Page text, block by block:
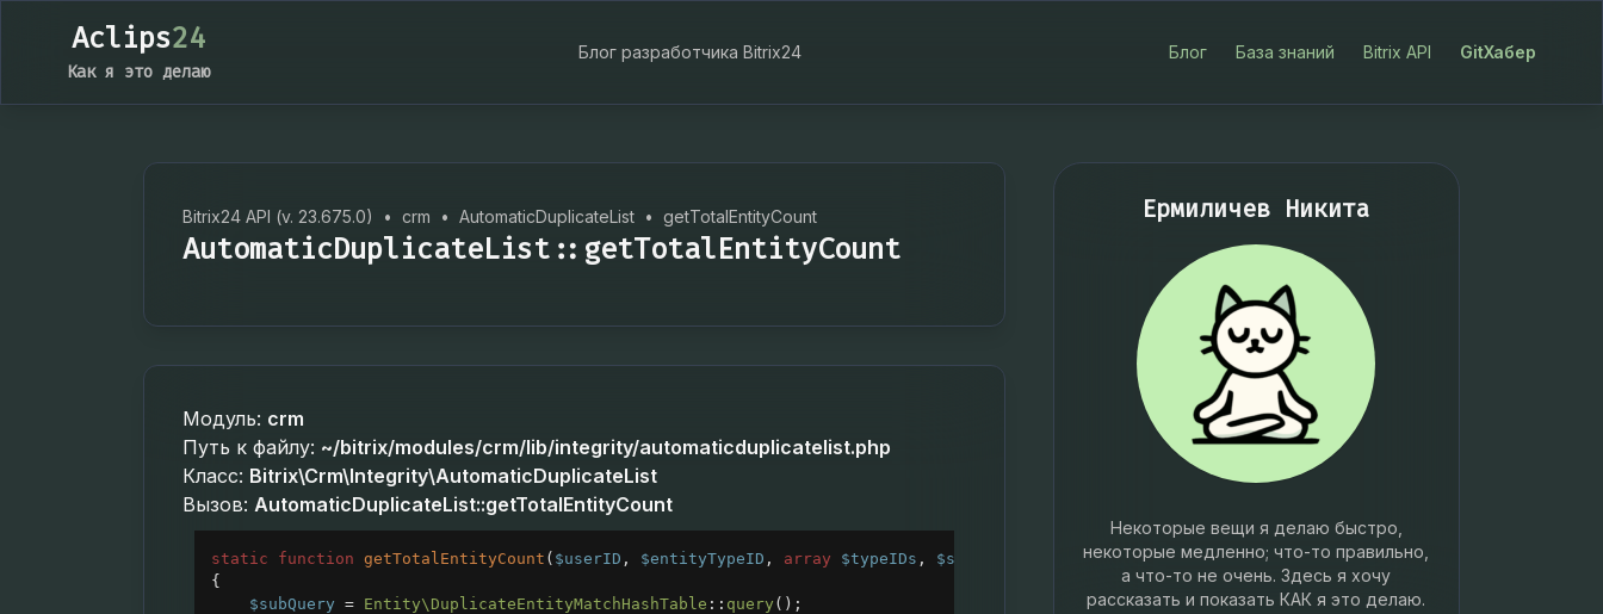
Aclips24
Как я это делаю
Блог разработчика Bitrix24 Блог База знаний Bitrix API GitХабер
Bitrix24 API (v. 23.675.0) • crm • AutomaticDuplicateList • getTotalEntityCount
AutomaticDuplicateList::getTotalEntityCount
Модуль: crm
Путь к файлу: ~/bitrix/modules/crm/lib/integrity/automaticduplicatelist.php
Класс: Bitrix\Crm\Integrity\AutomaticDuplicateList
Вызов: AutomaticDuplicateList::getTotalEntityCount
static function getTotalEntityCount ( $userID , $entityTypeID , array $typeIDs , $scope
{
$subQuery = Entity\DuplicateEntityMatchHashTable :: query ();
Ермиличев Никита
Некоторые вещи я делаю быстро,
некоторые медленно; что-то правильно,
а что-то не очень. Здесь я хочу
рассказать и показать КАК я это делаю.